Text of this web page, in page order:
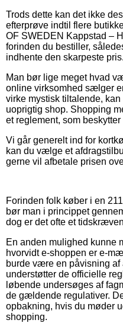
Trods dette kan det ikke
efterprøve indtil flere
OF SWEDEN Kappstad –
forinden du bestiller,
indhente den skarpeste pris.
Man bør lige meget hvad
online virksomhed sælger
virke mystisk tiltalende,
uoprigtig shop. Shopping
et reglement, som
Vi går generelt ind for
kan du vælge et
gerne vil afbetale prisen
Forinden folk køber i en
bør man i princippet
dog er det ofte et
En anden mulighed kunne
hvorvidt e-shoppen er e-
burde være en påvisning af
understøtter de officielle
løbende undersøges af
de gældende regulativer.
opbakning, hvis du møder
shopping.